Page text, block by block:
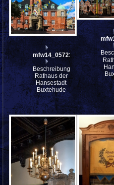
mfw14_057215st
Beschreibung:
Rathaus der
Hansestadt
Buxtehude